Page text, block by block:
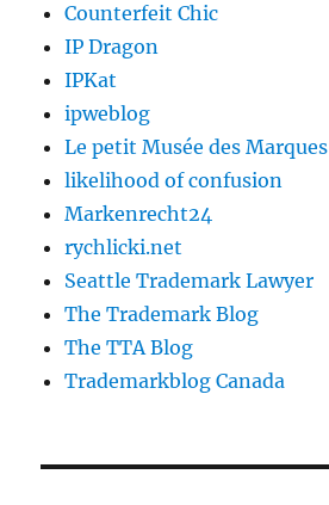
Counterfeit Chic
IP Dragon
IPKat
ipweblog
Le petit Musée des Marques
likelihood of confusion
Markenrecht24
rychlicki.net
Seattle Trademark Lawyer
The Trademark Blog
The TTA Blog
Trademarkblog Canada